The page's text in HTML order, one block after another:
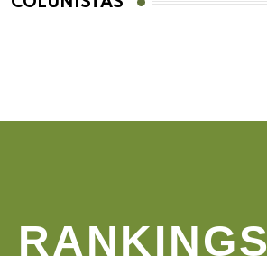
RANKINGS